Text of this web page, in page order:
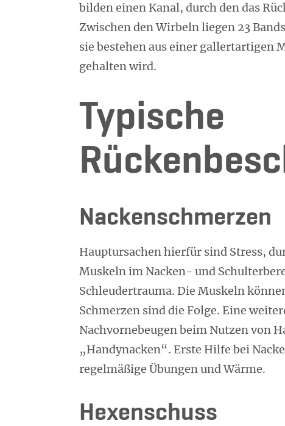
bilden einen Kanal, durch den das
Zwischen den Wirbeln liegen 23
sie bestehen aus einer gallertartigen
gehalten wird.
Typische
Nackenschmerzen
Hauptursachen hierfür sind Stress,
Muskeln im Nacken- und
Schleudertrauma. Die Muskeln
Schmerzen sind die Folge. Eine
Nachvornebeugen beim Nutzen von
„Handynacken“. Erste Hilfe bei
regelmäßige Übungen und Wärme.
Hexenschuss